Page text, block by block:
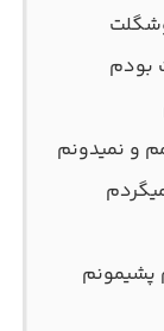
بودم
و نمیدونم
پشیمونم